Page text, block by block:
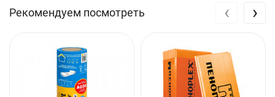
Рекомендуем посмотреть ‹ ›